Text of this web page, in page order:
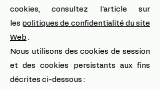
cookies, consultez l'article sur
les politiques de confidentialité du site
Web .
Nous utilisons des cookies de session
et des cookies persistants aux fins
décrites ci-dessous :